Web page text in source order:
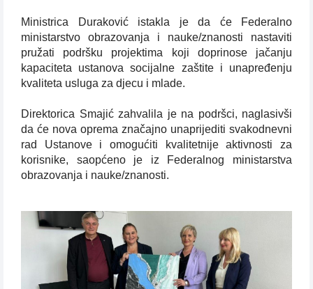
Ministrica Duraković istakla je da će Federalno
ministarstvo obrazovanja i nauke/znanosti nastaviti
pružati podršku projektima koji doprinose jačanju
kapaciteta ustanova socijalne zaštite i unapređenju
kvaliteta usluga za djecu i mlade.
Direktorica Smajić zahvalila je na podršci, naglasivši
da će nova oprema značajno unaprijediti svakodnevni
rad Ustanove i omogućiti kvalitetnije aktivnosti za
korisnike, saopćeno je iz Federalnog ministarstva
obrazovanja i nauke/znanosti.